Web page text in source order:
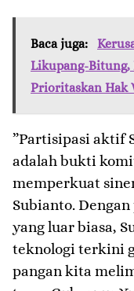
Baca juga:
Likupang-Bitung,
Prioritaskan Hak
​”Partisipasi aktif
adalah bukti
memperkuat
Subianto.
yang luar biasa,
teknologi terkini
pangan kita